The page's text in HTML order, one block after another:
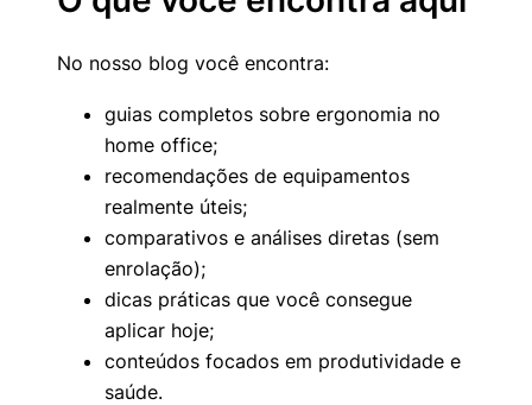
No nosso blog você encontra:
guias completos sobre ergonomia no
home office;
recomendações de equipamentos
realmente úteis;
comparativos e análises diretas (sem
enrolação);
dicas práticas que você consegue
aplicar hoje;
conteúdos focados em produtividade e
saúde.